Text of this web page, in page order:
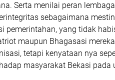
Serta menilai peran
sebagaimana
pemerintahan, yang tidak
maupun Bhagasasi
tetapi kenyataan nya
masyarakat Bekasi pada